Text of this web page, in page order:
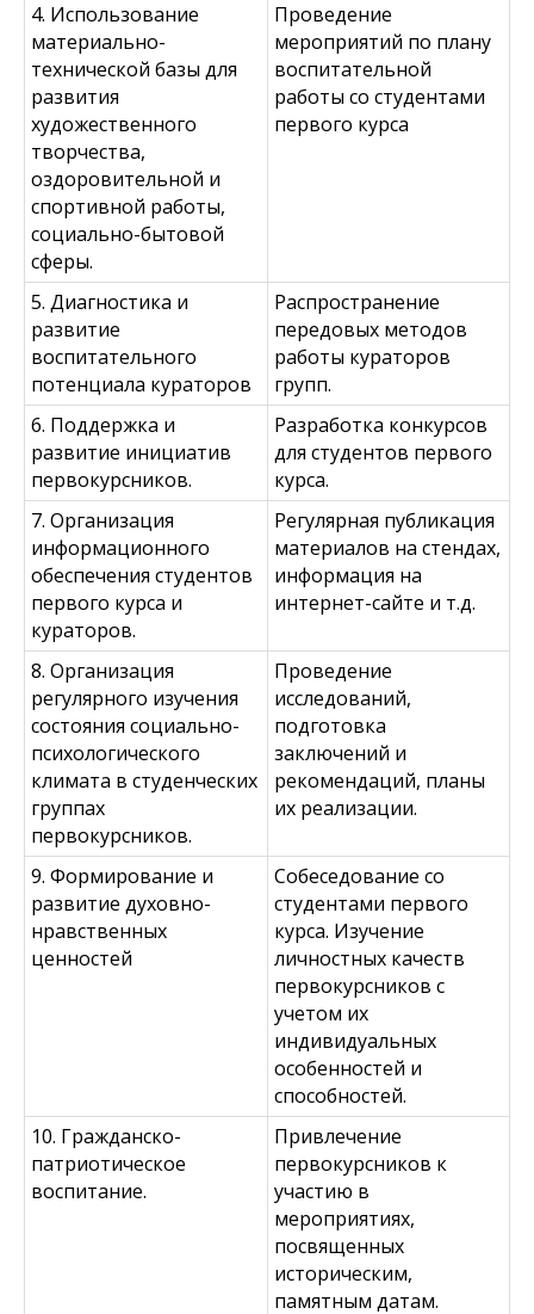
4. Использование
материально-
технической базы для
развития
художественного
творчества,
оздоровительной и
спортивной работы,
социально-бытовой
сферы.
Проведение
мероприятий по плану
воспитательной
работы со студентами
первого курса
5. Диагностика и
развитие
воспитательного
потенциала кураторов
Распространение
передовых методов
работы кураторов
групп.
6. Поддержка и
развитие инициатив
первокурсников.
Разработка конкурсов
для студентов первого
курса.
7. Организация
информационного
обеспечения студентов
первого курса и
кураторов.
Регулярная публикация
материалов на стендах,
информация на
интернет-сайте и т.д.
8. Организация
регулярного изучения
состояния социально-
психологического
климата в студенческих
группах
первокурсников.
Проведение
исследований,
подготовка
заключений и
рекомендаций, планы
их реализации.
9. Формирование и
развитие духовно-
нравственных
ценностей
Собеседование со
студентами первого
курса. Изучение
личностных качеств
первокурсников с
учетом их
индивидуальных
особенностей и
способностей.
10. Гражданско-
патриотическое
воспитание.
Привлечение
первокурсников к
участию в
мероприятиях,
посвященных
историческим,
памятным датам.